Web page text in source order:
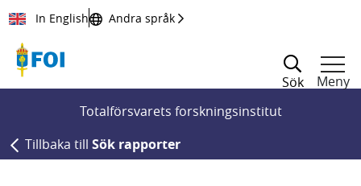
Till innehållet
In English Andra språk
Sök
Meny
Totalförsvarets forskningsinstitut
Tillbaka till Sök rapporter